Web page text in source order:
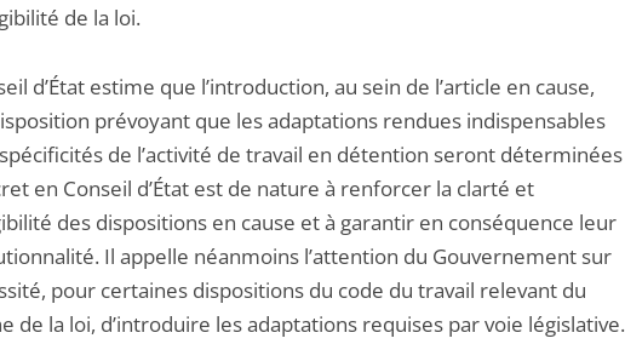
de la loi.
d’État estime que l’introduction, au sein de l’article en cause,
prévoyant que les adaptations rendues indispensables
de l’activité de travail en détention seront déterminées
en Conseil d’État est de nature à renforcer la clarté et
des dispositions en cause et à garantir en conséquence leur
Il appelle néanmoins l’attention du Gouvernement sur
pour certaines dispositions du code du travail relevant du
de la loi, d’introduire les adaptations requises par voie législative.